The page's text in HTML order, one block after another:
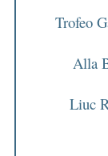
Trofeo
Alla
Liuc